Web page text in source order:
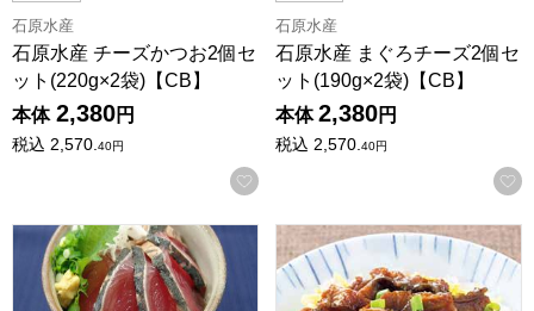
石原水産
石原水産 チーズかつお2個セ
ット(220g×2袋)【CB】
本体 2,380円
税込 2,570.40円
お気に入りに登録する
石原水産
石原水産 まぐろチーズ2個セ
ット(190g×2袋)【CB】
本体 2,380円
税込 2,570. 40円
たたきとねぎとろ詰め合わせセット【CB】愛知県三河一色産きざみうな